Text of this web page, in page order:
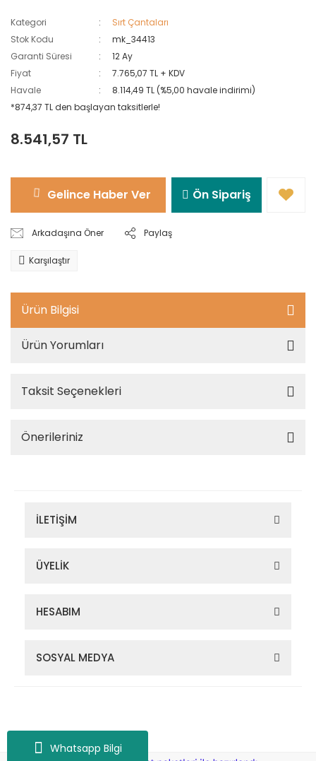
Whatsapp Bilgi
Kategori
Sırt Çantaları
Stok Kodu
mk_34413
Garanti Süresi
12 Ay
Fiyat
7.765,07 TL + KDV
Havale
8.114,49 TL (%5,00 havale indirimi)
*874,37 TL den başlayan taksitlerle!
8.541,57 TL
Gelince Haber Ver Ön Sipariş
Arkadaşına Öner Paylaş
Karşılaştır
Ürün Bilgisi
Ürün Yorumları
Taksit Seçenekleri
Önerileriniz
İLETİŞİM
ÜYELİK
HESABIM
SOSYAL MEDYA